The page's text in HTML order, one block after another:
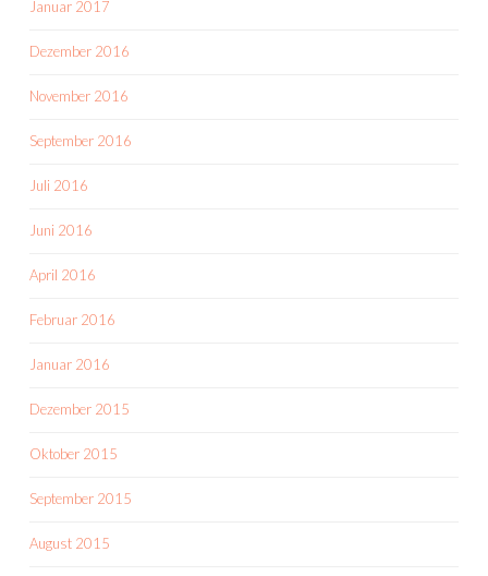
Januar 2017
Dezember 2016
November 2016
September 2016
Juli 2016
Juni 2016
April 2016
Februar 2016
Januar 2016
Dezember 2015
Oktober 2015
September 2015
August 2015